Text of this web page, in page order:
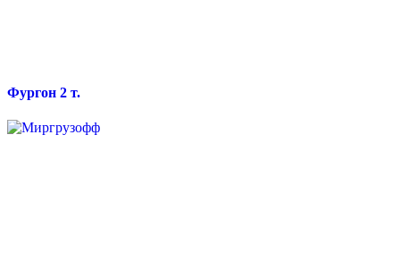
Фургон 2 т.